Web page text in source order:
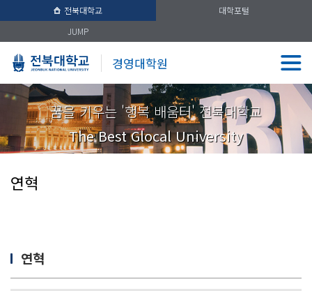
전북대학교
대학포털
JUMP
경영대학원
꿈을 키우는 '행복 배움터' 전북대학교
The Best Glocal University
연혁
연혁